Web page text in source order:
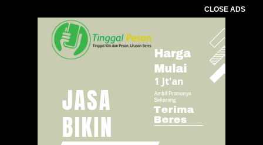
CLOSE ADS